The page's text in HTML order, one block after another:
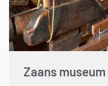
Zaans museum